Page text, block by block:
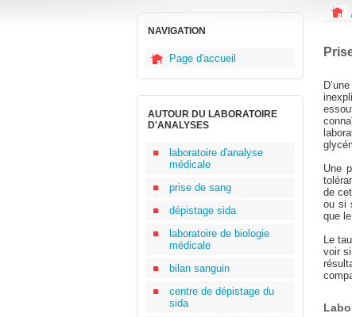
NAVIGATION
Page d'accueil
AUTOUR DU LABORATOIRE
D'ANALYSES
laboratoire d'analyse
médicale
prise de sang
dépistage sida
laboratoire de biologie
médicale
bilan sanguin
centre de dépistage du
sida
Une
de
ou si
que
Le
voir